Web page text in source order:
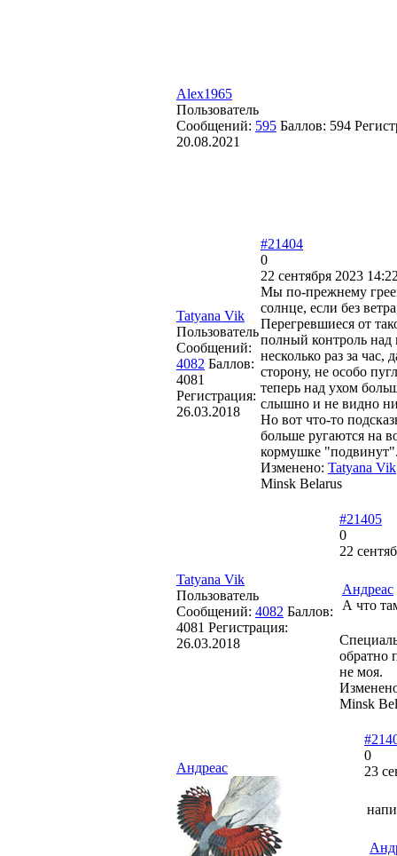
Alex1965
Пользователь
Сообщений: 595 Баллов: 594
20.08.2021
Tatyana Vik
Пользователь
Сообщений:
4082 Баллов:
4081
Регистрация:
26.03.2018
#21404
0
22 сентября 2023
Мы по-прежнему
солнце, если без
Перегревшиеся от
полный контроль над
несколько раз за
сторону, не особо
теперь над ухом
слышно и не видно
Но вот что-то
больше ругаются на
кормушке
Изменено: Tatyana Vik
Minsk Belarus
Tatyana Vik
Пользователь
Сообщений: 4082 Баллов:
4081 Регистрация:
26.03.2018
#21405
0
22
Андреас
А что
обратно
не моя.
Minsk
Андреас
0
23